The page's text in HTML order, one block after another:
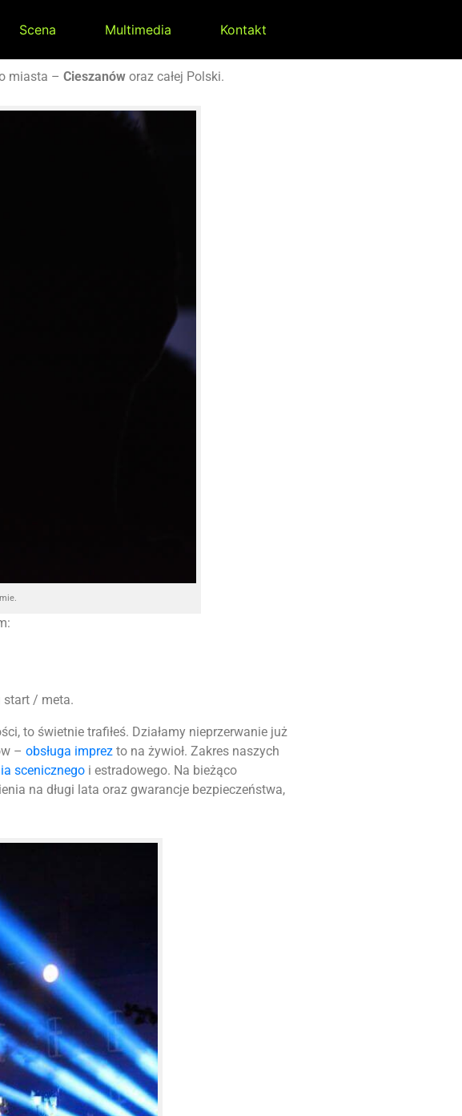
Scena Multimedia Kontakt
miasta – Cieszanów oraz całej Polski.
start / meta.
to świetnie trafiłeś. Działamy nieprzerwanie już
– obsługa imprez to na żywioł. Zakres naszych
scenicznego i estradowego. Na bieżąco
na długi lata oraz gwarancje bezpieczeństwa,